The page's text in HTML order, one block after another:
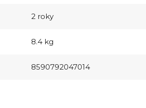
2 roky
8.4 kg
8590792047014